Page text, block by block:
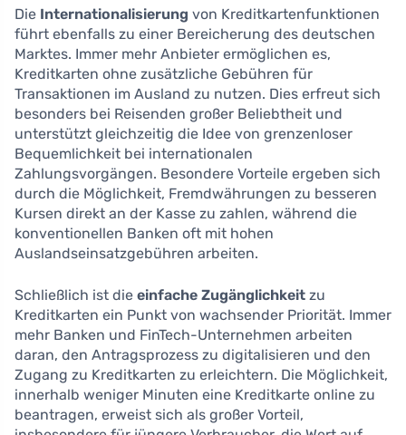
Die Internationalisierung von Kreditkartenfunktionen
führt ebenfalls zu einer Bereicherung des deutschen
Marktes. Immer mehr Anbieter ermöglichen es,
Kreditkarten ohne zusätzliche Gebühren für
Transaktionen im Ausland zu nutzen. Dies erfreut sich
besonders bei Reisenden großer Beliebtheit und
unterstützt gleichzeitig die Idee von grenzenloser
Bequemlichkeit bei internationalen
Zahlungsvorgängen. Besondere Vorteile ergeben sich
durch die Möglichkeit, Fremdwährungen zu besseren
Kursen direkt an der Kasse zu zahlen, während die
konventionellen Banken oft mit hohen
Auslandseinsatzgebühren arbeiten.
Schließlich ist die einfache Zugänglichkeit zu
Kreditkarten ein Punkt von wachsender Priorität. Immer
mehr Banken und FinTech-Unternehmen arbeiten
daran, den Antragsprozess zu digitalisieren und den
Zugang zu Kreditkarten zu erleichtern. Die Möglichkeit,
innerhalb weniger Minuten eine Kreditkarte online zu
beantragen, erweist sich als großer Vorteil,